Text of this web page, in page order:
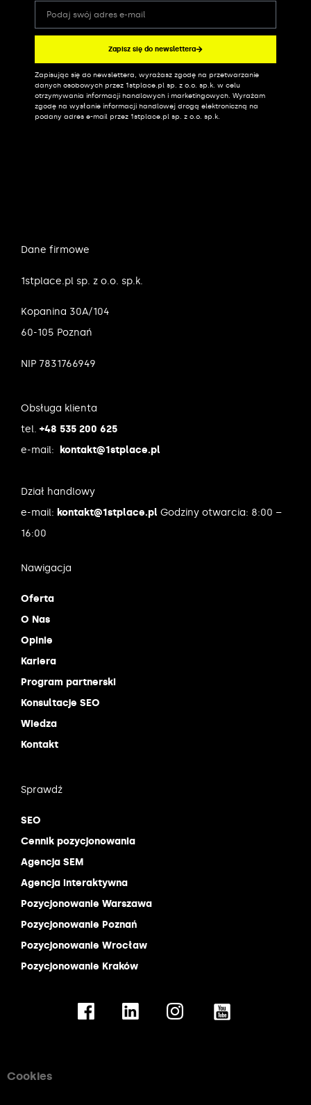
Zapisz się do newslettera
Alternative:
Zapisując się do newslettera, wyrażasz zgodę na przetwarzanie
danych osobowych przez 1stplace.pl sp. z o.o. sp.k. w celu
otrzymywania informacji handlowych i marketingowych. Wyrażam
zgodę na wysłanie informacji handlowej drogą elektroniczną na
podany adres e-mail przez 1stplace.pl sp. z o.o. sp.k.
Dane firmowe
1stplace.pl sp. z o.o. sp.k.
Kopanina 30A/104
60-105 Poznań
NIP 7831766949
Obsługa klienta
tel. +48 535 200 625
e-mail:
kontakt@1stplace.pl
Dział handlowy
e-mail: kontakt@1stplace.pl Godziny otwarcia: 8:00 –
16:00
Nawigacja
Oferta
O Nas
Opinie
Kariera
Program partnerski
Konsultacje SEO
Wiedza
Kontakt
Sprawdź
SEO
Cennik pozycjonowania
Agencja SEM
Agencja interaktywna
Pozycjonowanie Warszawa
Pozycjonowanie Poznań
Pozycjonowanie Wrocław
Pozycjonowanie Kraków
Cookies